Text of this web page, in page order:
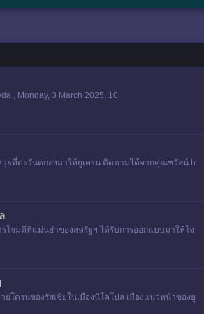
, Monday, 3 March 2025, 10
วุธที่ตะวันตกส่งมาให้ยูเครน ติดตามได้จากคุณชวัลน์ h
รโจมตีที่แม่นยำของสหรัฐฯ ได้รับการออกแบบมาให้โจ
โดรนของรัสเซียในเมืองนิโคโปล เมืองแนวหน้าของยู